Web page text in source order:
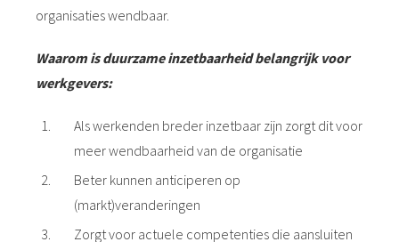
organisaties wendbaar.
Waarom is duurzame inzetbaarheid belangrijk voor
werkgevers:
Als werkenden breder inzetbaar zijn zorgt dit voor
meer wendbaarheid van de organisatie
Beter kunnen anticiperen op
(markt)veranderingen
Zorgt voor actuele competenties die aansluiten